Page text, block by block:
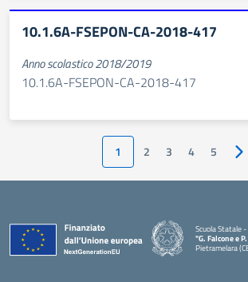
10.1.6A-FSEPON-CA-2018-417
Anno scolastico 2018/2019
10.1.6A-FSEPON-CA-2018-417
1 2 3 4 5
Scuola Statale
"G. Falcone e
Pietramelara